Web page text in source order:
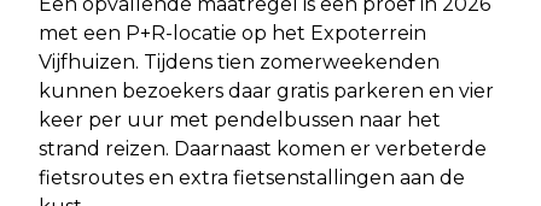
met een P+R-locatie op het Expoterrein
Vijfhuizen. Tijdens tien zomerweekenden
kunnen bezoekers daar gratis parkeren en vier
keer per uur met pendelbussen naar het
strand reizen. Daarnaast komen er verbeterde
fietsroutes en extra fietsenstallingen aan de